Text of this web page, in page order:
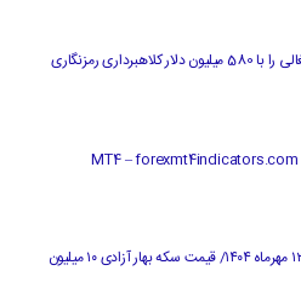
مقامات تایلندی ملی پرتغالی را با 580 میلیون دلار کلاهبرداری رمزنگاری
قیمت جدید طلا و سکه ۱۲ مهرماه ۱۴۰۴/ قیمت سکه بهار آزادی ۱۰ میلیون